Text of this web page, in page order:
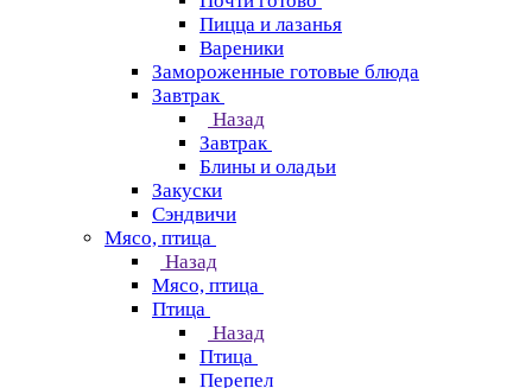
Пицца и лазанья
Вареники
Замороженные готовые блюда
Завтрак
Назад
Завтрак
Блины и оладьи
Закуски
Сэндвичи
Мясо, птица
Назад
Мясо, птица
Птица
Назад
Птица
Перепел